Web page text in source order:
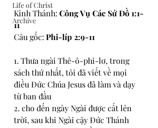
Life of Christ
Archive
Kinh Thánh: Công Vụ Các Sứ Đồ 1:1-
11
Câu gốc: Phi-líp 2:9-11
1. Thưa ngài Thê-ô-phi-lơ, trong
sách thứ nhất, tôi đã viết về mọi
điều Ðức Chúa Jesus đã làm và dạy
từ ban đầu
2. cho đến ngày Ngài được cất lên
trời, sau khi Ngài cậy Ðức Thánh